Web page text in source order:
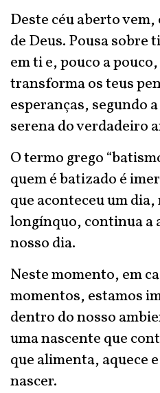
Deste céu aberto
de Deus. Pousa
em ti e, pouco a
transforma os teus
esperanças, segundo
serena do verdadeiro
O termo grego
quem é batizado é
que aconteceu um
longínquo, continua a
nosso dia.
Neste momento, em
momentos, estamos
dentro do nosso
uma nascente que
que alimenta, aquece
nascer.